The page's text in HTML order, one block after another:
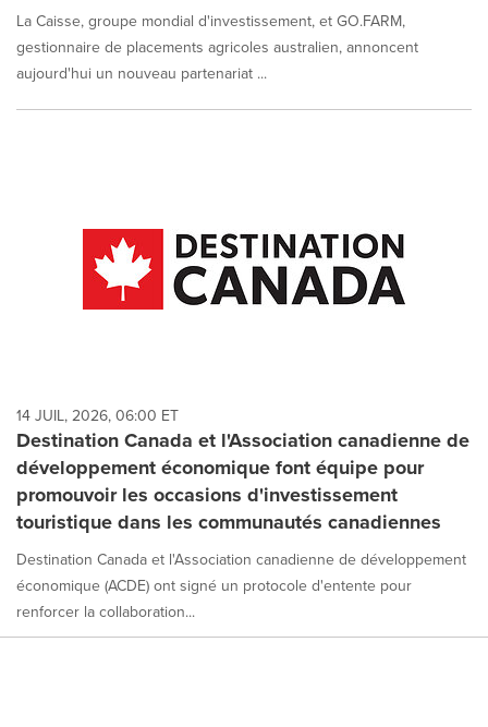
La Caisse, groupe mondial d'investissement, et GO.FARM,
gestionnaire de placements agricoles australien, annoncent
aujourd'hui un nouveau partenariat ...
14 JUIL, 2026, 06:00 ET
Destination Canada et l'Association canadienne de
développement économique font équipe pour
promouvoir les occasions d'investissement
touristique dans les communautés canadiennes
Destination Canada et l'Association canadienne de développement
économique (ACDE) ont signé un protocole d'entente pour
renforcer la collaboration...